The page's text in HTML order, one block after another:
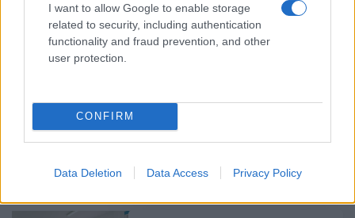
I want to allow Google to enable storage
related to security, including authentication
functionality and fraud prevention, and other
user protection.
CONFIRM
Data Deletion Data Access Privacy Policy
25/08/2022 - 14:47
εισαγωγής στα Μουσικά Σχολεία
μη προσελθόντων μαθητών λόγω
ανωτέρας βίας
06/07/2022 - 17:32